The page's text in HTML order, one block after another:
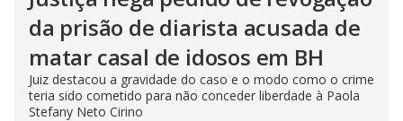
da prisão de diarista acusada de
matar casal de idosos em BH
Juiz destacou a gravidade do caso e o modo como o crime
teria sido cometido para não conceder liberdade à Paola
Stefany Neto Cirino